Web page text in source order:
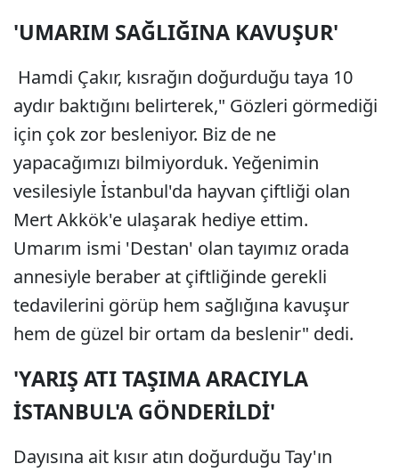
'UMARIM SAĞLIĞINA KAVUŞUR'
Hamdi Çakır, kısrağın doğurduğu taya 10
aydır baktığını belirterek," Gözleri görmediği
için çok zor besleniyor. Biz de ne
yapacağımızı bilmiyorduk. Yeğenimin
vesilesiyle İstanbul'da hayvan çiftliği olan
Mert Akkök'e ulaşarak hediye ettim.
Umarım ismi 'Destan' olan tayımız orada
annesiyle beraber at çiftliğinde gerekli
tedavilerini görüp hem sağlığına kavuşur
hem de güzel bir ortam da beslenir" dedi.
'YARIŞ ATI TAŞIMA ARACIYLA
İSTANBUL'A GÖNDERİLDİ'
Dayısına ait kısır atın doğurduğu Tay'ın